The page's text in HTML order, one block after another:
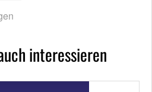
interessieren